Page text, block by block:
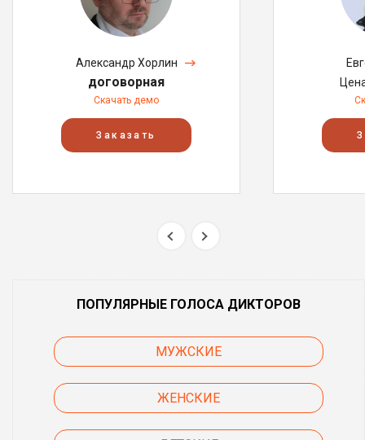
Александр Хорлин
договорная
Скачать демо
Заказать
ПОПУЛЯРНЫЕ ГОЛОСА ДИКТОРОВ
МУЖСКИЕ
ЖЕНСКИЕ